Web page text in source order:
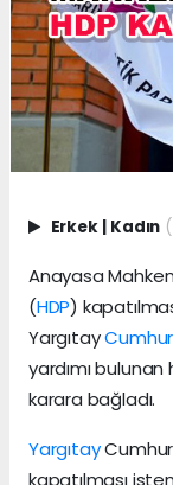
Erkek | Kadın
Anayasa
(HDP)
Yargıtay
yardımı
karara bağladı.
Yargıtay
kapatılması